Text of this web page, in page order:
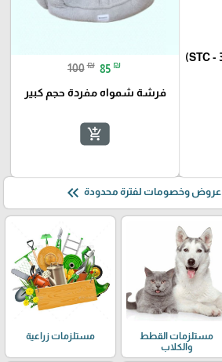
100 ₪ 85 ₪
فرشة شمواه مفردة حجم كبير
add_shopping_cart
عروض وخصومات لفترة محدودة keyboard_double_arrow_left
مستلزمات القطط
والكلاب
مستلزمات زراعية